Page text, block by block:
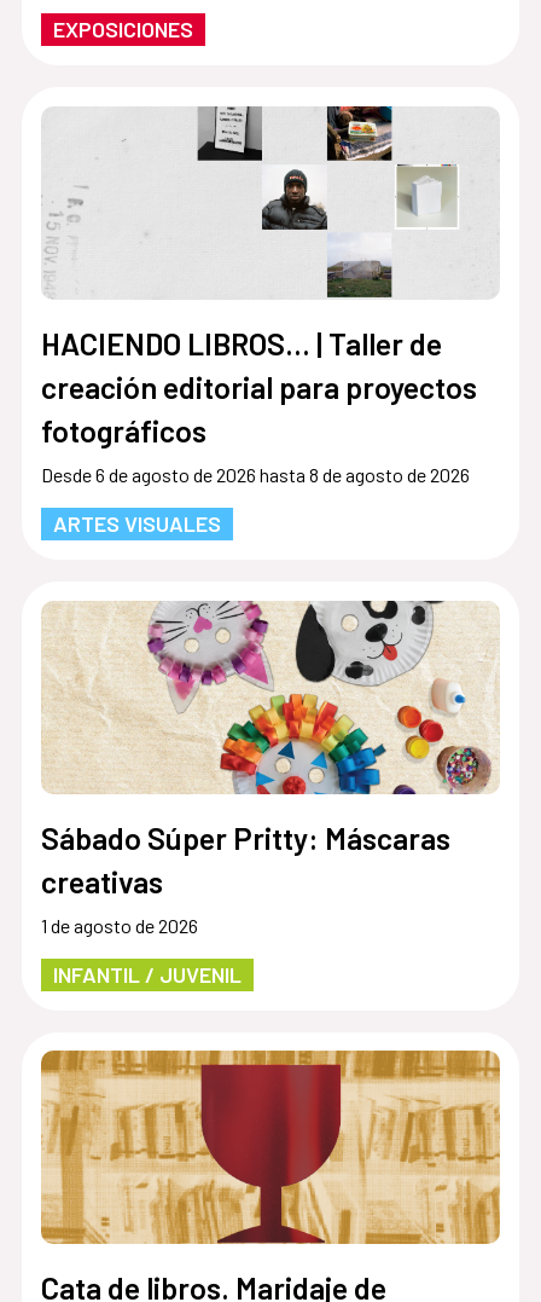
EXPOSICIONES
HACIENDO LIBROS… | Taller de
creación editorial para proyectos
fotográficos
Desde 6 de agosto de 2026 hasta 8 de agosto de 2026
ARTES VISUALES
Sábado Súper Pritty: Máscaras
creativas
1 de agosto de 2026
INFANTIL / JUVENIL
Cata de libros. Maridaje de